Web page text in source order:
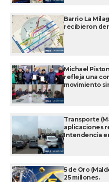
Barrio La
recibieron
Michael
refleja una
movimiento
Transporte
aplicaciones
Intendencia
5 de Oro
25 millones.